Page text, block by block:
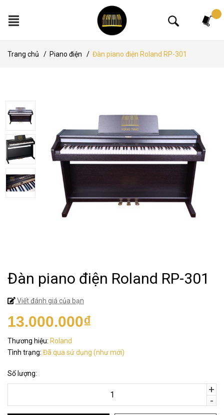
Trang chủ / Piano điện / Đàn piano điện Roland RP-301
Đàn piano điện Roland RP-301
Viết đánh giá của bạn
13.000.000₫
Thương hiệu: Roland
Tình trạng: Đã qua sử dụng (như mới)
Số lượng:
-
+